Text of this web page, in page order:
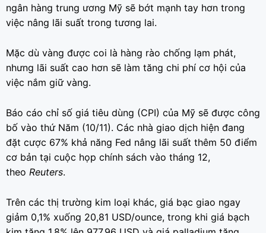
ngân hàng trung ương Mỹ sẽ bớt mạnh tay hơn trong
việc nâng lãi suất trong tương lai.
Mặc dù vàng được coi là hàng rào chống lạm phát,
nhưng lãi suất cao hơn sẽ làm tăng chi phí cơ hội của
việc nắm giữ vàng.
Báo cáo chỉ số giá tiêu dùng (CPI) của Mỹ sẽ được công
bố vào thứ Năm (10/11). Các nhà giao dịch hiện đang
đặt cược 67% khả năng Fed nâng lãi suất thêm 50 điểm
cơ bản tại cuộc họp chính sách vào tháng 12,
theo Reuters.
Trên các thị trường kim loại khác, giá bạc giao ngay
giảm 0,1% xuống 20,81 USD/ounce, trong khi giá bạch